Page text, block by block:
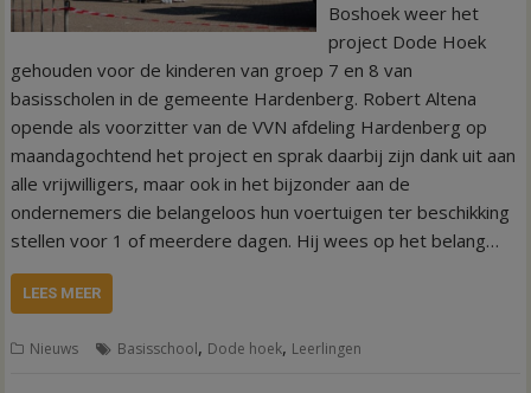
Boshoek weer het
project Dode Hoek
gehouden voor de kinderen van groep 7 en 8 van
basisscholen in de gemeente Hardenberg. Robert Altena
opende als voorzitter van de VVN afdeling Hardenberg op
maandagochtend het project en sprak daarbij zijn dank uit aan
alle vrijwilligers, maar ook in het bijzonder aan de
ondernemers die belangeloos hun voertuigen ter beschikking
stellen voor 1 of meerdere dagen. Hij wees op het belang…
LEES MEER
Nieuws Basisschool, Dode hoek, Leerlingen